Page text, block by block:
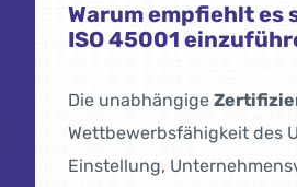
Warum empfiehlt es
ISO 45001
Die unabhängige
Wettbewerbsfähigkeit des
Einstellung,